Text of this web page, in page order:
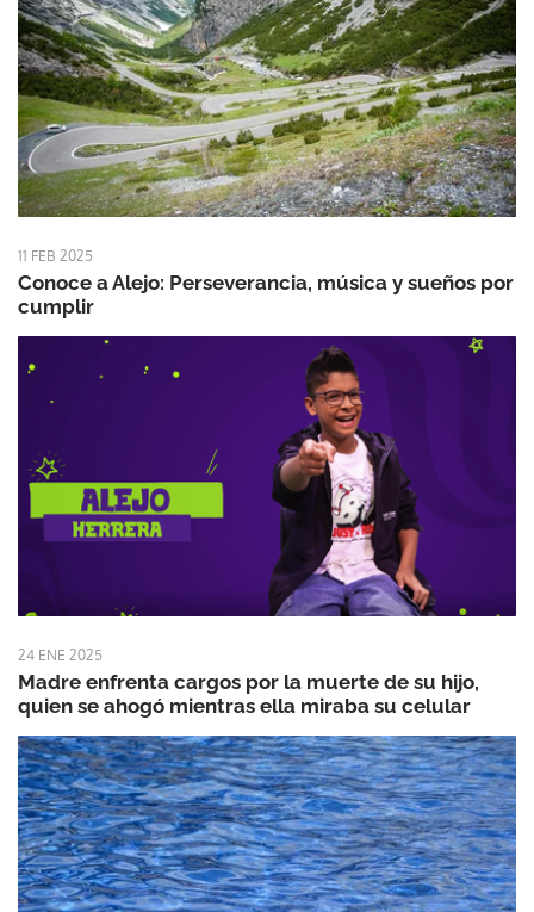
11 FEB 2025
Conoce a Alejo: Perseverancia, música y sueños por
cumplir
24 ENE 2025
Madre enfrenta cargos por la muerte de su hijo,
quien se ahogó mientras ella miraba su celular